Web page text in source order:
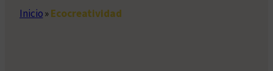
Inicio»Ecocreatividad